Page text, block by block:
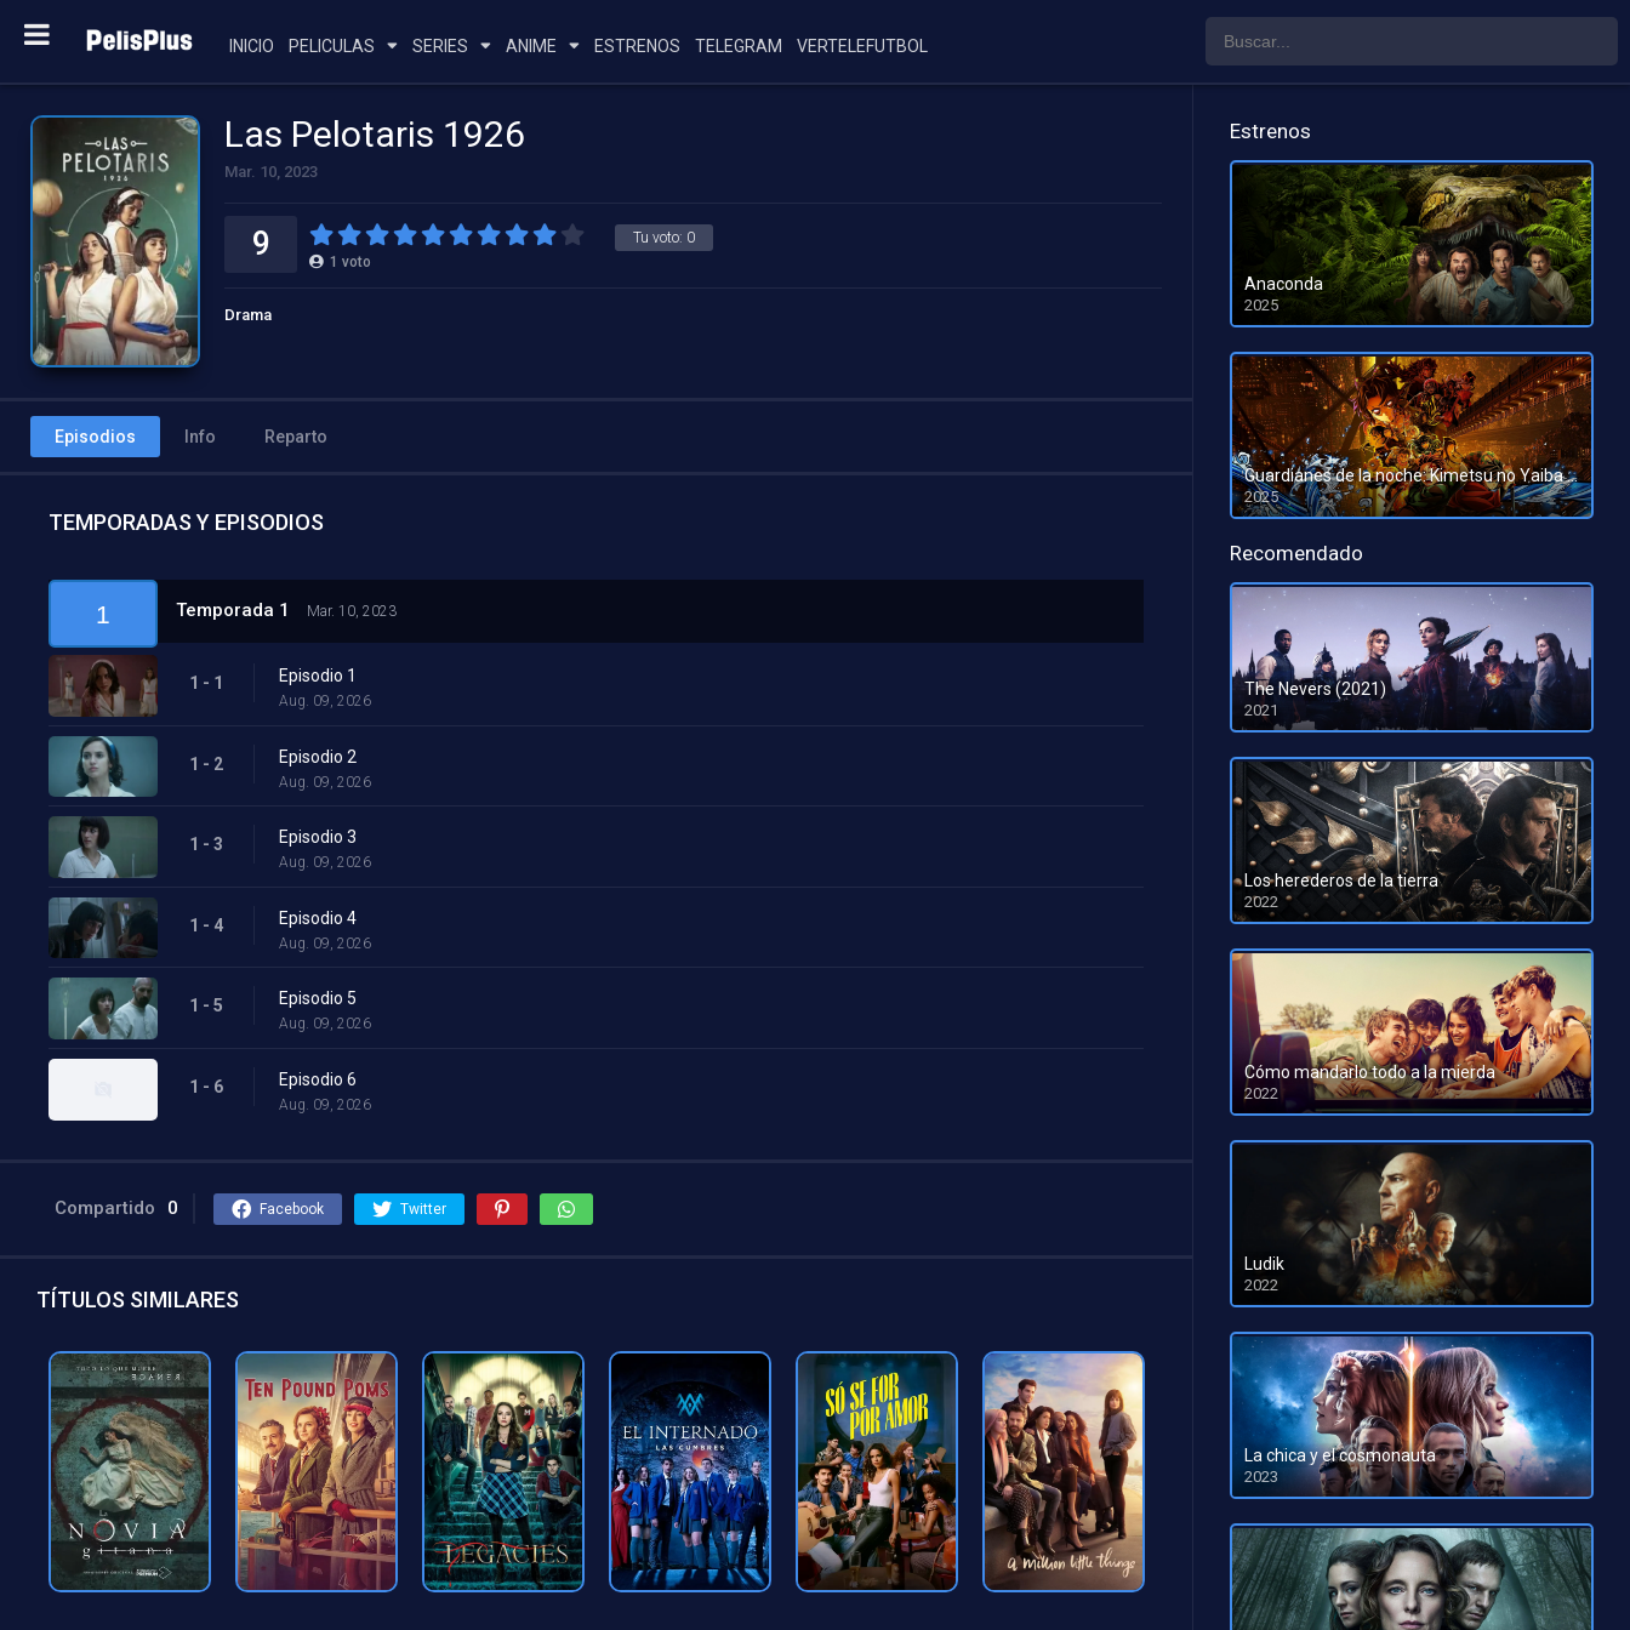
INICIO PELICULAS SERIES ANIME ESTRENOS TELEGRAM VERTELEFUTBOL
Las Pelotaris 1926
Mar. 10, 2023
Tu voto: 0
9 1 voto
Drama
Episodios Info Reparto
TEMPORADAS Y EPISODIOS
1 Temporada 1 Mar. 10, 2023
1 - 1 Episodio 1
Aug. 09, 2026
1 - 2 Episodio 2
Aug. 09, 2026
1 - 3 Episodio 3
Aug. 09, 2026
1 - 4 Episodio 4
Aug. 09, 2026
1 - 5 Episodio 5
Aug. 09, 2026
1 - 6 Episodio 6
Aug. 09, 2026
Compartido 0 Facebook Twitter
TÍTULOS SIMILARES
Estrenos
Anaconda
2025
HD 1080pHD 720p
Guardianes de la noche: Kimetsu no Yaiba La fortaleza infinita
2025
HD 1080pHD 720p
Recomendado
The Nevers (2021)
2021
Los herederos de la tierra
2022
HD 1080pHD 720p
Cómo mandarlo todo a la mierda
2022
HD 1080pHD 720p
Ludik
2022
HD 1080pHD 720p
La chica y el cosmonauta
2023
HD 1080pHD 720p